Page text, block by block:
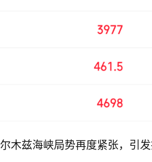
木兹海峡局势再度紧张，引